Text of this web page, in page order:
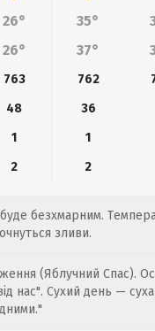
26° 35°
26° 37°
763 762
48 36
1 1
2 2
безхмарним.
зливи.
(Яблучний Спас).
нас". Сухий день —